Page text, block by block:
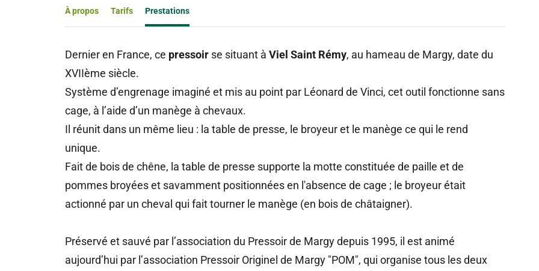
À propos Tarifs Prestations
Dernier en France, ce pressoirse situant à Viel Saint Rémy, au hameau de Margy, date du
XVIIème siècle.
Système d’engrenage imaginé et mis au point par Léonard de Vinci, cet outil fonctionne sans
cage, à l’aide d’un manège à chevaux.
Il réunit dans un même lieu : la table de presse, le broyeur et le manège ce qui le rend
unique.
Fait de bois de chêne, la table de presse supporte la motte constituée de paille et de
pommes broyées et savamment positionnées en l'absence de cage ; le broyeur était
actionné par un cheval qui fait tourner le manège (en bois de châtaigner).
Préservé et sauvé par l’association du Pressoir de Margy depuis 1995, il est animé
aujourd’hui par l’association Pressoir Originel de Margy "POM", qui organise tous les deux